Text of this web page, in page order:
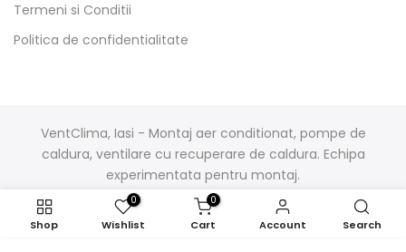
Termeni si Conditii
Politica de confidentialitate
VentClima, Iasi - Montaj aer conditionat, pompe de
caldura, ventilare cu recuperare de caldura. Echipa
experimentata pentru montaj.
Shop
0
Wishlist
0
Cart Account Search